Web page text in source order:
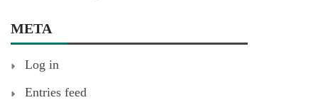
META
Log in
Entries feed